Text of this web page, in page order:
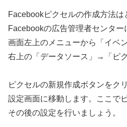
Facebookピクセルの作成方法は
Facebookの広告管理者センター
画面左上のメニューから「イベ
右上の「データソース」→「ピ
ピクセルの新規作成ボタンをク
設定画面に移動します。ここで
その後の設定を行いましょう。